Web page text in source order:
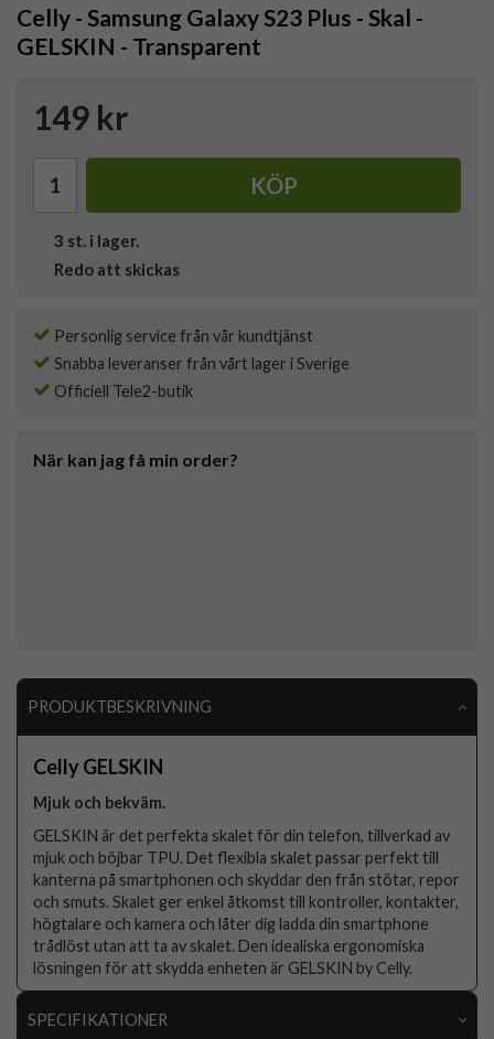
Celly - Samsung Galaxy S23 Plus - Skal -
GELSKIN - Transparent
149 kr
KÖP
3 st. i lager.
Redo att skickas
Personlig service från vår kundtjänst
Snabba leveranser från vårt lager i Sverige
Officiell Tele2-butik
När kan jag få min order?
PRODUKTBESKRIVNING
Celly GELSKIN
Mjuk och bekväm.
GELSKIN är det perfekta skalet för din telefon, tillverkad av
mjuk och böjbar TPU. Det flexibla skalet passar perfekt till
kanterna på smartphonen och skyddar den från stötar, repor
och smuts. Skalet ger enkel åtkomst till kontroller, kontakter,
högtalare och kamera och låter dig ladda din smartphone
trådlöst utan att ta av skalet. Den idealiska ergonomiska
lösningen för att skydda enheten är GELSKIN by Celly.
SPECIFIKATIONER